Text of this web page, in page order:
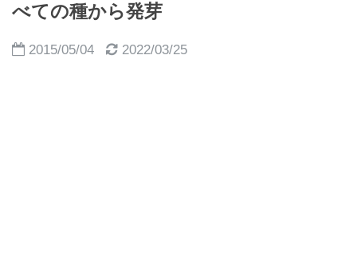
べての種から発芽
2015/05/04 2022/03/25